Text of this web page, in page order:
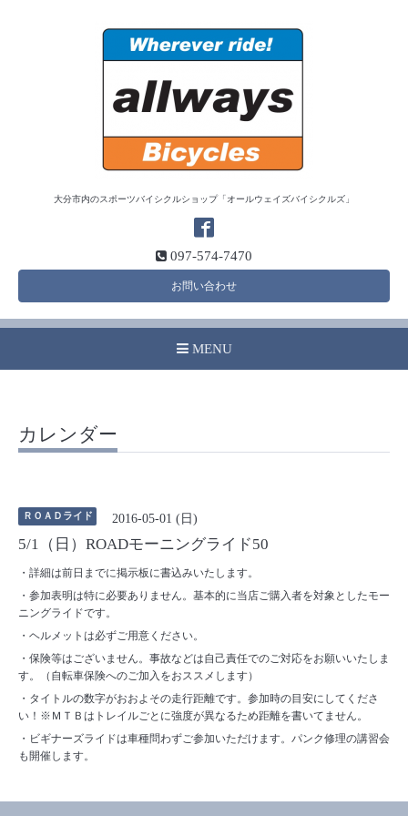
大分市内のスポーツバイシクルショップ「オールウェイズバイシクルズ」
097-574-7470
お問い合わせ
MENU
カレンダー
ＲＯＡＤライド 2016-05-01 (日)
5/1（日）ROADモーニングライド50
・詳細は前日までに掲示板に書込みいたします。
・参加表明は特に必要ありません。基本的に当店ご購入者を対象としたモー
ニングライドです。
・ヘルメットは必ずご用意ください。
・保険等はございません。事故などは自己責任でのご対応をお願いいたしま
す。（自転車保険へのご加入をおススメします）
・タイトルの数字がおおよその走行距離です。参加時の目安にしてくださ
い！※ＭＴＢはトレイルごとに強度が異なるため距離を書いてません。
・ビギナーズライドは車種問わずご参加いただけます。パンク修理の講習会
も開催します。